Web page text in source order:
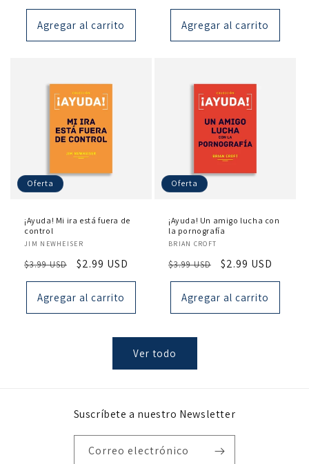
oferta
Agregar al carrito
habitual de
oferta
Agregar al carrito
Oferta
¡Ayuda! Mi ira está fuera de
control
Proveedor:
JIM NEWHEISER
Precio
habitual
$3.99 USD
Precio
de
oferta
$2.99 USD
Agregar al carrito
Oferta
¡Ayuda! Un amigo lucha con
la pornografía
Proveedor:
BRIAN CROFT
Precio
habitual
$3.99 USD
Precio
de
oferta
$2.99 USD
Agregar al carrito
Ver todo
Suscríbete a nuestro Newsletter
Correo electrónico